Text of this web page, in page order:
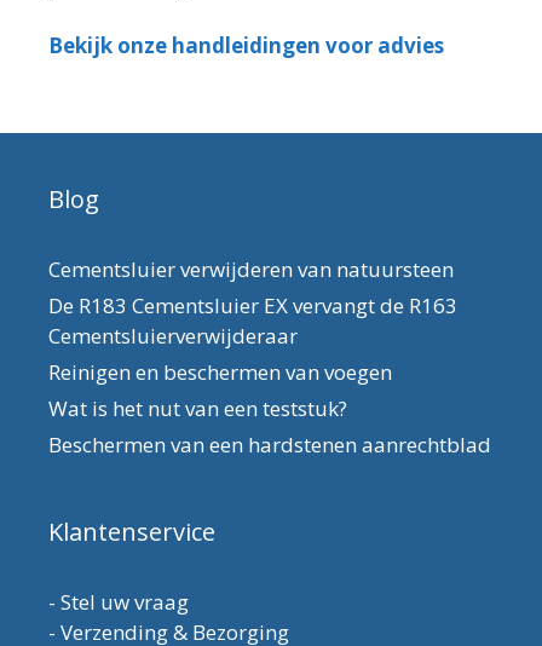
Bekijk onze handleidingen voor advies
Blog
Cementsluier verwijderen van natuursteen
De R183 Cementsluier EX vervangt de R163
Cementsluierverwijderaar
Reinigen en beschermen van voegen
Wat is het nut van een teststuk?
Beschermen van een hardstenen aanrechtblad
Klantenservice
- Stel uw vraag
- Verzending & Bezorging